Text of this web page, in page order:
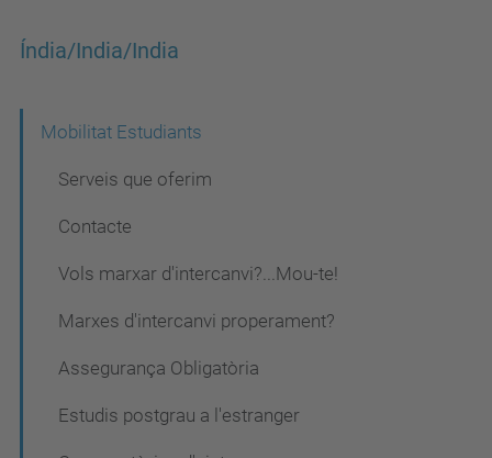
Índia/India/India
Mobilitat Estudiants
Serveis que oferim
Contacte
Vols marxar d'intercanvi?...Mou-te!
Marxes d'intercanvi properament?
Assegurança Obligatòria
Estudis postgrau a l'estranger